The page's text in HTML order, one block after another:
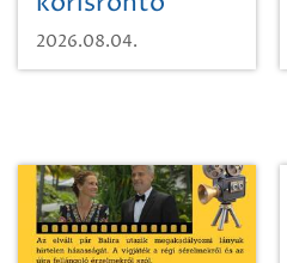
karcsúdíszbogárról
2026.08.04.